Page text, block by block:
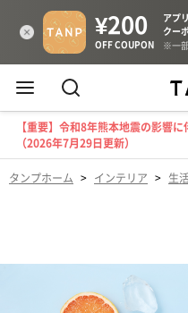
【重要】令和8年熊本地震の影響
（2026年7月29日更新）
タンプホーム > インテリア > 生